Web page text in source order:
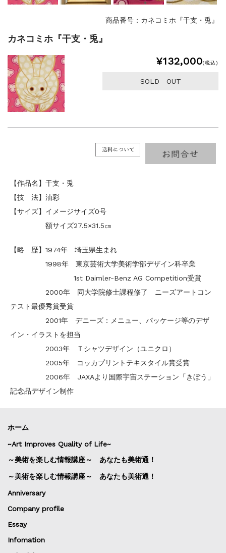
商品番号：カネコミホ『干支・兎』
カネコミホ『干支・兎』
¥132,000(税込)
SOLD OUT
【作品名】干支・兎
【技 法】油彩
【サイズ】イメージサイズ0号
額サイズ27.5×31.5㎝
【略 歴】1974年 埼玉県生まれ
1998年 東京芸術大学美術学部デザイン科卒業
1st Daimler-Benz AG Competition受賞
2000年 同大学院修士課程修了 ニーズアートコン
テスト最優秀賞受賞
2001年 デニーズ：メニュー、パッケージ等のデザ
イン・イラストを担当
2003年 Ｔシャツデザイン（ユニクロ）
2005年 コッカプリントテキスタイル賞受賞
2006年 JAXAより国際宇宙ステーション「きぼう」
記念品デザイン制作
ホーム
~Art Improves Quality of Life~
～美術を楽しむ情報講座～ あなたも美術通！
～美術を楽しむ情報講座～ あなたも美術通！
Anniversary
Company profile
Essay
Infomation